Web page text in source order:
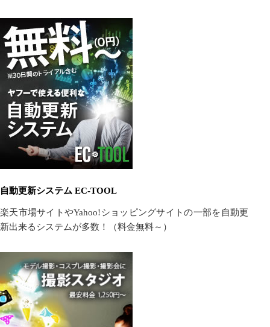
自動更新システム EC-TOOL
楽天市場サイトやYahoo!ショッピングサイトの一部を自動更
新出来るシステムが多数！（料金無料～）